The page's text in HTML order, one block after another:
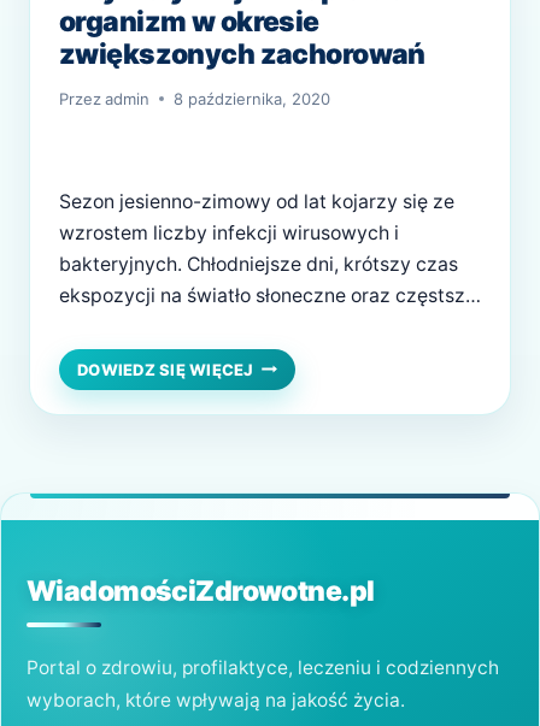
organizm w okresie
zwiększonych zachorowań
Przezadmin 8 października, 2020
Sezon jesienno-zimowy od lat kojarzy się ze
wzrostem liczby infekcji wirusowych i
bakteryjnych. Chłodniejsze dni, krótszy czas
ekspozycji na światło słoneczne oraz częstsze
sprzyjają rozprzestrzenianiu się
drobnoustrojów. W ostatnich latach temat
wirusów stał się jeszcze bardziej obecny w
DOWIEDZ SIĘ WIĘCEJ SEZON
WIRUSÓW
I
OKRESIE
WiadomościZdrowotne.pl
Portal o zdrowiu, profilaktyce, leczeniu i codziennych
wyborach, które wpływają na jakość życia.